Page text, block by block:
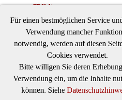
Für einen bestmöglichen Service
Verwendung mancher
notwendig, werden auf diesen
Cookies verwendet.
Bitte willigen Sie deren
Verwendung ein, um die Inhalte
können. Siehe
Direkt zum Seiteninhalt
Einladen
Besuchen
Stücke
Tickets
Menü überspringen
Newsletter abbestellen
Hier können Sie sich